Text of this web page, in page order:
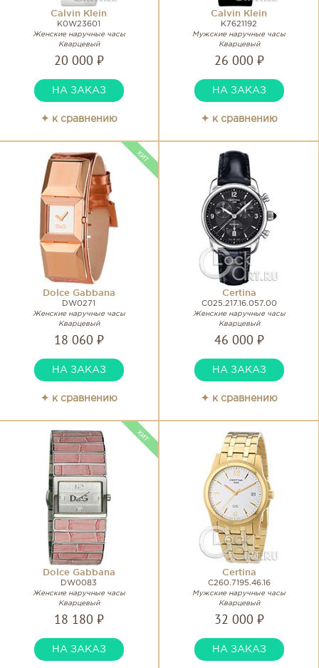
Calvin Klein
K0W23601
Женские наручные часы
Кварцевый
20 000 ₽
НА ЗАКАЗ
✦ к сравнению
Calvin Klein
K7621192
Мужские наручные часы
Кварцевый
26 000 ₽
НА ЗАКАЗ
✦ к сравнению
Dolce Gabbana
DW0271
Женские наручные часы
Кварцевый
18 060 ₽
НА ЗАКАЗ
✦ к сравнению
Certina
C025.217.16.057.00
Женские наручные часы
Кварцевый
46 000 ₽
НА ЗАКАЗ
✦ к сравнению
Dolce Gabbana
DW0083
Женские наручные часы
Кварцевый
18 180 ₽
НА ЗАКАЗ
Certina
C260.7195.46.16
Мужские наручные часы
Кварцевый
32 000 ₽
НА ЗАКАЗ